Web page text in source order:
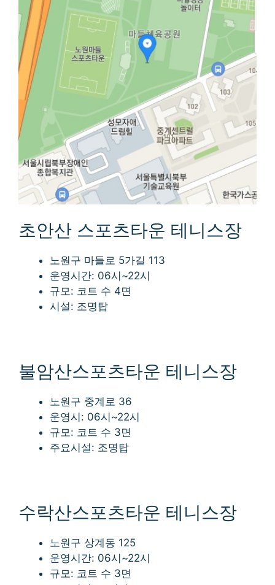
초안산 스포츠타운 테니스장
노원구 마들로 5가길 113
운영시간: 06시~22시
규모: 코트 수 4면
시설: 조명탑
불암산스포츠타운 테니스장
노원구 중계로 36
운영시: 06시~22시
규모: 코트 수 3면
주요시설: 조명탑
수락산스포츠타운 테니스장
노원구 상계동 125
운영시간: 06시~22시
규모: 코트 수 3면